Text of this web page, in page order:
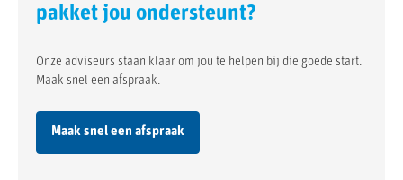
pakket jou ondersteunt?
Onze adviseurs staan klaar om jou te helpen bij die goede start.
Maak snel een afspraak.
Maak snel een afspraak